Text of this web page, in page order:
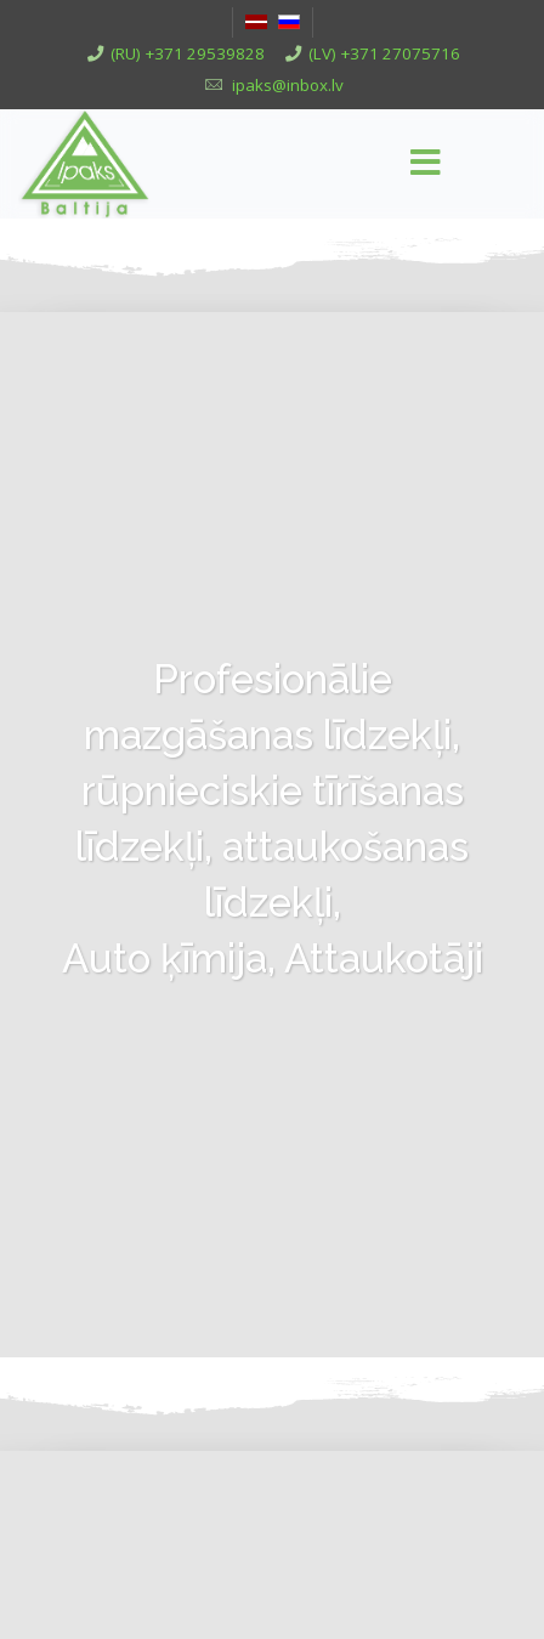
(RU) +371 29539828
(LV) +371 27075716
ipaks@inbox.lv
Profesionālie
mazgāšanas līdzekļi,
rūpnieciskie tīrīšanas
līdzekļi, attaukošanas
līdzekļi,
Auto ķīmija, Attaukotāji